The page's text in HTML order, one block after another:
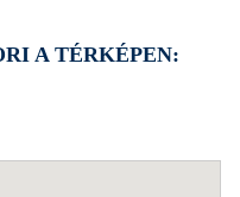
A TÉRKÉPEN: